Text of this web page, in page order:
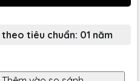
tiêu chuẩn: 01 năm